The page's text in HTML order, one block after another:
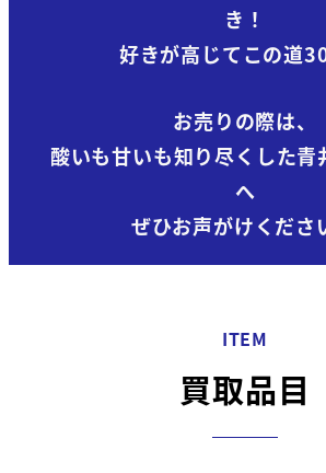
き！
好きが高じてこの道
お売りの際は、
酸いも甘いも知り尽くした青
へ
ぜひお声がけくださ
ITEM
買取品目